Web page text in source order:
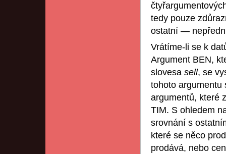
tedy pouze
ostatní —
Vrátíme-li se k
Argument BEN,
slovesa sell, se
tohoto argumentu
argumentů, které
TIM. S ohledem
srovnání s
které se něco
prodává, nebo